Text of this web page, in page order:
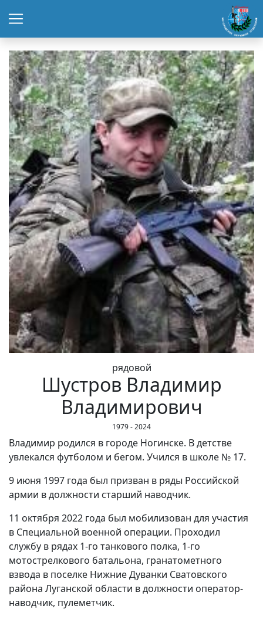
рядовой
Шустров Владимир
Владимирович
1979 - 2024
Владимир родился в городе Ногинске. В детстве
увлекался футболом и бегом. Учился в школе № 17.
9 июня 1997 года был призван в ряды Российской
армии в должности старший наводчик.
11 октября 2022 года был мобилизован для участия
в Специальной военной операции. Проходил
службу в рядах 1-го танкового полка, 1-го
мотострелкового батальона, гранатометного
взвода в поселке Нижние Дуванки Сватовского
района Луганской области в должности оператор-
наводчик, пулеметчик.